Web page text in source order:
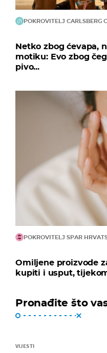
POKROVITELJ CARLSBERG
Netko zbog ćevapa,
motiku: Evo zbog
pivo...
POKROVITELJ SPAR
Omiljene proizvode
kupiti i usput,
Pronađite što
VIJESTI